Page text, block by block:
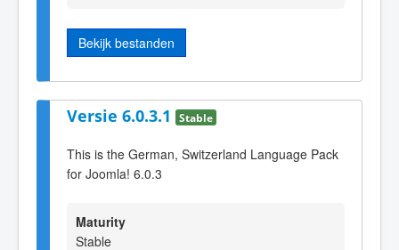
Bekijk bestanden
Versie 6.0.3.1 Stable
This is the German, Switzerland Language Pack
for Joomla! 6.0.3
Maturity
Stable